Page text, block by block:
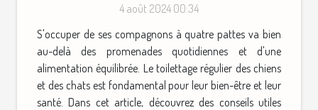
4 août 2024 00:34
S'occuper de ses compagnons à quatre pattes va bien
au-delà des promenades quotidiennes et d'une
alimentation équilibrée. Le toilettage régulier des chiens
et des chats est fondamental pour leur bien-être et leur
santé. Dans cet article, découvrez des conseils utiles